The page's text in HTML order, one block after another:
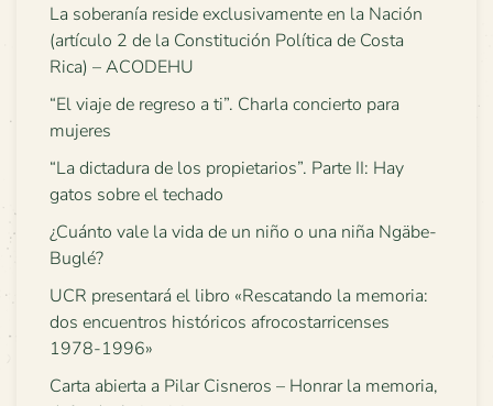
La soberanía reside exclusivamente en la Nación
(artículo 2 de la Constitución Política de Costa
Rica) – ACODEHU
“El viaje de regreso a ti”. Charla concierto para
mujeres
“La dictadura de los propietarios”. Parte II: Hay
gatos sobre el techado
¿Cuánto vale la vida de un niño o una niña Ngäbe-
Buglé?
UCR presentará el libro «Rescatando la memoria:
dos encuentros históricos afrocostarricenses
1978-1996»
Carta abierta a Pilar Cisneros – Honrar la memoria,